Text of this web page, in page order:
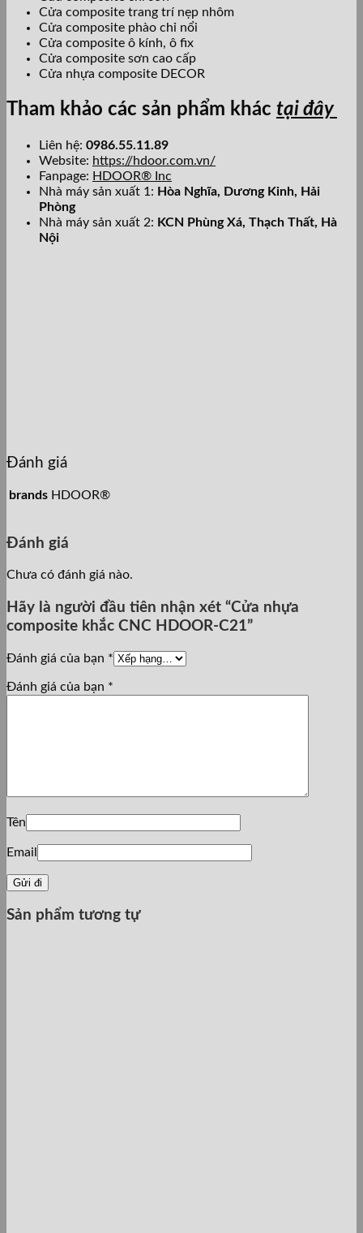
Cửa composite trang trí nẹp nhôm
Cửa composite phào chỉ nổi
Cửa composite ô kính, ô fix
Cửa composite sơn cao cấp
Cửa nhựa composite DECOR
Tham khảo các sản phẩm khác tại đây
Liên hệ: 0986.55.11.89
Website: https://hdoor.com.vn/
Fanpage: HDOOR® Inc
Nhà máy sản xuất 1: Hòa Nghĩa, Dương Kinh, Hải
Phòng
Nhà máy sản xuất 2: KCN Phùng Xá, Thạch Thất, Hà
Nội
Đánh giá
brands HDOOR®
Đánh giá
Chưa có đánh giá nào.
Hãy là người đầu tiên nhận xét “Cửa nhựa
composite khắc CNC HDOOR-C21”
Đánh giá của bạn *
Đánh giá của bạn *
Tên
Email
Sản phẩm tương tự